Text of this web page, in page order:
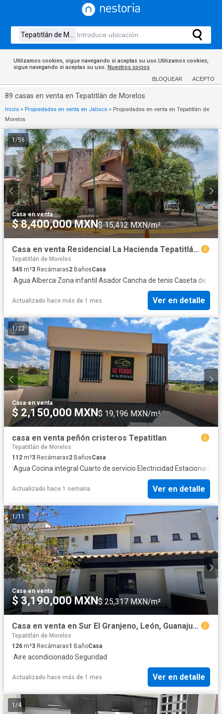
Utilizamos cookies, sigue navegando si aceptas su uso.Utilizamos cookies,
sigue navegando si aceptas su uso. Nuestros socios
BLOQUEAR ACEPTO
89 casas en venta en Tepatitlán de Morelos
Inicio > Propiedades en venta en Jalisco > Propiedades en venta en Tepatitlán de
Morelos
1/56
Casa·en venta
$ 8,400,000 MXN$ 15,412 MXN/m²
Casa en venta Residencial La Hacienda Tepatitlán Jalisco
Tepatitlán de Morelos
545 m²3 Recámaras2 BañosCasa
·Agua·Alberca·Zona infantil ·Asador·Cancha de tenis·Caseta de
Actualizado hace más de 1 mes Ver en detalle
1 /22
Casa·en venta
$ 2,150,000 MXN$ 19,196 MXN/m²
casa en venta peñón cristeros Tepatitlan
Tepatitlán de Morelos
112 m²3 Recámaras2 BañosCasa
·Agua·Cocina integral ·Cuarto de servicio·Electricidad·
Actualizado hace 1 semana Ver en detalle
1/11
Casa·en venta
$ 3,190,000 MXN$ 25,317 MXN/m²
Casa en venta en Sur El Granjeno, León, Guanajuato
Tepatitlán de Morelos
126 m²3 Recámaras1 BañoCasa
·Aire acondicionado·Seguridad
Actualizado hace más de 1 mes Ver en detalle
1 /4